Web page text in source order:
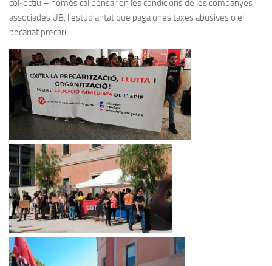
col·lectiu – només cal pensar en les condicions de les companyes
associades UB, l’estudiantat que paga unes taxes abusives o el
becariat precari.